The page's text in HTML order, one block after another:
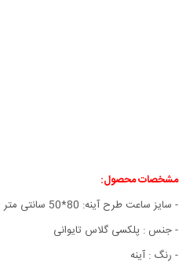
مشخصات محصول:
- سایز ساعت طرح آینه: 80*50 سانتی متر
- جنس : پلکسی گلاس تایوانی
- رنگ : آینه